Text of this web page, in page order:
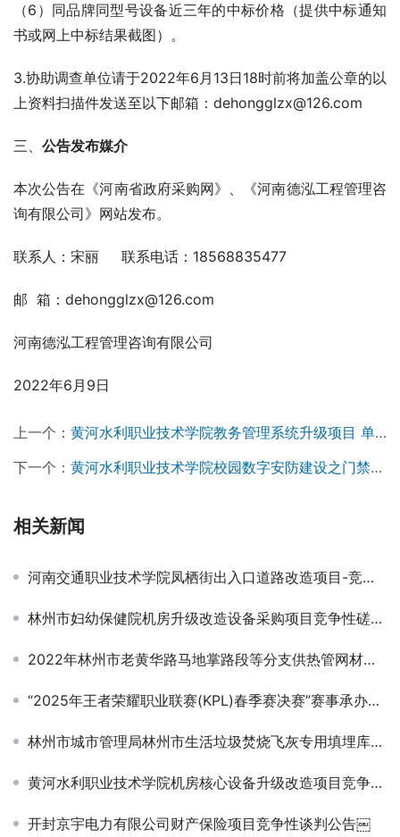
（6）同品牌同型号设备近三年的中标价格（提供中标通知
书或网上中标结果截图）。
3.协助调查单位请于2022年6月13日18时前将加盖公章的以
上资料扫描件发送至以下邮箱：dehongglzx@126.com
三、 公告发布媒介
本次公告在《河南省政府采购网》、《河南德泓工程管理咨
询有限公司》网站发布。
联系人：宋丽     联系电话：18568835477
邮  箱：dehongglzx@126.com
河南德泓工程管理咨询有限公司
2022年6月9日
上一个： 黄河水利职业技术学院教务管理系统升级项目 单一来源采购公告
下一个： 黄河水利职业技术学院校园数字安防建设之门禁管理项目竞争性磋商公告
相关新闻
河南交通职业技术学院凤栖街出入口道路改造项目-竞争性磋商公告
林州市妇幼保健院机房升级改造设备采购项目竞争性磋商公告
2022年林州市老黄华路马地掌路段等分支供热管网材料采购项目招标公告
“2025年王者荣耀职业联赛(KPL)春季赛决赛”赛事承办外委服务项目竞争性磋商公告
林州市城市管理局林州市生活垃圾焚烧飞灰专用填埋库区运营服务项目招标公告
黄河水利职业技术学院机房核心设备升级改造项目竞争性磋商公告
开封京宇电力有限公司财产保险项目竞争性谈判公告￼